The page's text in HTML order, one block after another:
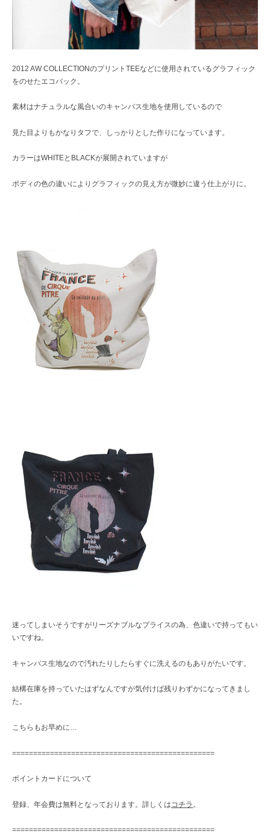
2012 AW COLLECTIONのプリントTEEなどに使用されているグラフィック
をのせたエコバック。
素材はナチュラルな風合いのキャンバス生地を使用しているので
見た目よりもかなりタフで、しっかりとした作りになっています。
カラーはWHITEとBLACKが展開されていますが
ボディの色の違いによりグラフィックの見え方が微妙に違う仕上がりに。
迷ってしまいそうですがリーズナブルなプライスの為、色違いで持ってもい
いですね。
キャンバス生地なので汚れたりしたらすぐに洗えるのもありがたいです。
結構在庫を持っていたはずなんですが気付けば残りわずかになってきまし
た。
こちらもお早めに…
================================================
ポイントカードについて
登録、年会費は無料となっております。詳しくは コチラ 。
================================================